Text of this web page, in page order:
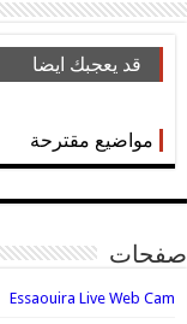
قد يعجبك ايضا
مواضيع مقترحة
صفحات
Essaouira Live Web Cam